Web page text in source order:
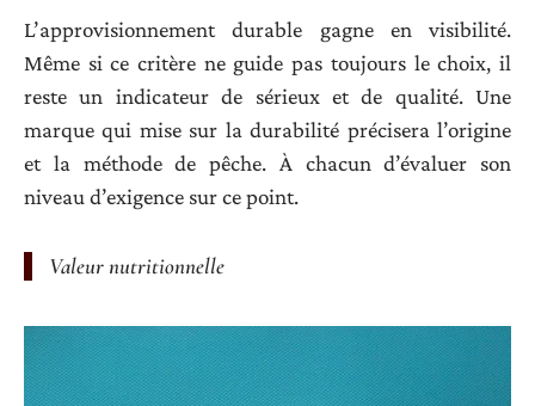
L’approvisionnement durable gagne en visibilité.
Même si ce critère ne guide pas toujours le choix, il
reste un indicateur de sérieux et de qualité. Une
marque qui mise sur la durabilité précisera l’origine
et la méthode de pêche. À chacun d’évaluer son
niveau d’exigence sur ce point.
Valeur nutritionnelle